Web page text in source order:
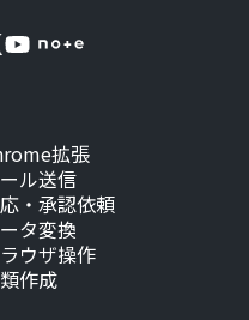
拡張
ル送信
・承認依頼
タ変換
ウザ操作
作成